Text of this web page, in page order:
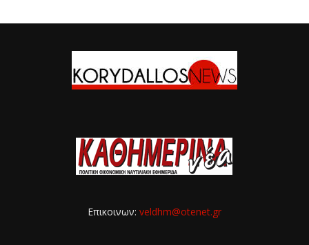
Επικοινων: veldhm@otenet.gr